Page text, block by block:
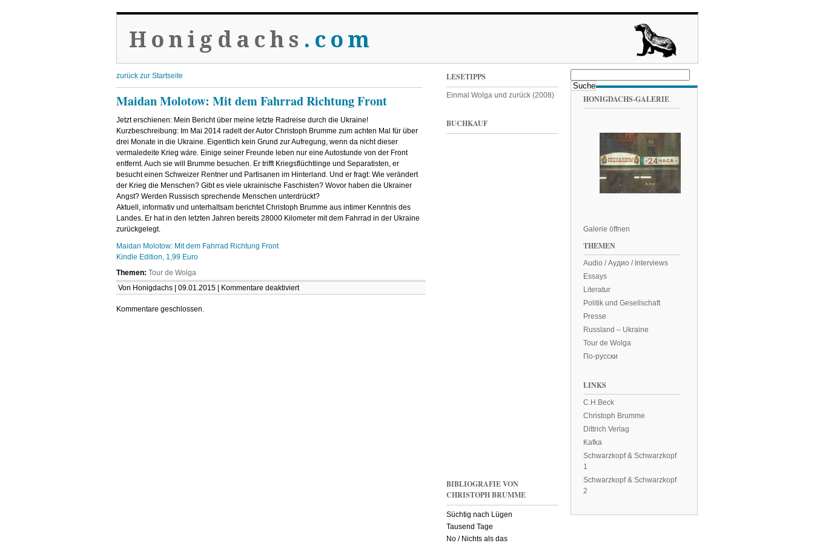
Honigdachs .com
zurück zur Startseite
Maidan Molotow: Mit dem Fahrrad Richtung Front
Jetzt erschienen: Mein Bericht über meine letzte Radreise durch die Ukraine!
Kurzbeschreibung: Im Mai 2014 radelt der Autor Christoph Brumme zum achten Mal für über
drei Monate in die Ukraine. Eigentlich kein Grund zur Aufregung, wenn da nicht dieser
vermaledeite Krieg wäre. Einige seiner Freunde leben nur eine Autostunde von der Front
entfernt. Auch sie will Brumme besuchen. Er trifft Kriegsflüchtlinge und Separatisten, er
besucht einen Schweizer Rentner und Partisanen im Hinterland. Und er fragt: Wie verändert
der Krieg die Menschen? Gibt es viele ukrainische Faschisten? Wovor haben die Ukrainer
Angst? Werden Russisch sprechende Menschen unterdrückt?
Aktuell, informativ und unterhaltsam berichtet Christoph Brumme aus intimer Kenntnis des
Landes. Er hat in den letzten Jahren bereits 28000 Kilometer mit dem Fahrrad in der Ukraine
zurückgelegt.
Maidan Molotow: Mit dem Fahrrad Richtung Front
Kindle Edition, 1,99 Euro
Themen: Tour de Wolga
Von Honigdachs | 09.01.2015 |
Kommentare deaktiviertfür
Maidan
Kommentare geschlossen.
LESETIPPS
Einmal Wolga und zurück (2008)
BUCHKAUF
BIBLIOGRAFIE VON
CHRISTOPH BRUMME
Süchtig nach Lügen
Tausend Tage
No / Nichts als das
HONIGDACHS-GALERIE
Galerie öffnen
THEMEN
Audio / Аудио / Interviews
Essays
Literatur
Politik und Gesellschaft
Presse
Russland – Ukraine
Tour de Wolga
По-русски
LINKS
C.H.Beck
Christoph Brumme
Dittrich Verlag
Kafka
Schwarzkopf & Schwarzkopf
1
Schwarzkopf & Schwarzkopf
2